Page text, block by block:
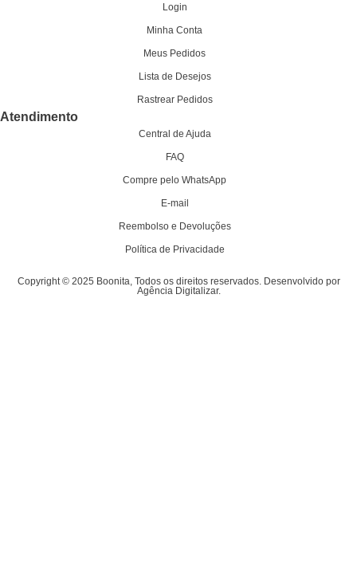
Login
Minha Conta
Meus Pedidos
Lista de Desejos
Rastrear Pedidos
Atendimento
Central de Ajuda
FAQ
Compre pelo WhatsApp
E-mail
Reembolso e Devoluções
Política de Privacidade
Copyright © 2025 Boonita, Todos os direitos reservados. Desenvolvido por
Agência Digitalizar.